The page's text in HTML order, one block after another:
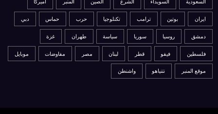
السعودية السويداء الشرع الصين المنبر اميركا
ايران بوتين ترامب تكنلوجيا حرب حماس دبي
دمشق روسيا سوريا سياسة طهران غزة
فلسطين فيفو قطر لبنان مصر مفاوضات موبايل
موقع المنبر نتنياهو واشنطن